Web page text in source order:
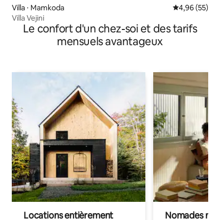
Villa ⋅ Mamkoda Évaluation
4,96 (55)
Villa Vejini
Le confort d'un chez-soi et des tarifs
mensuels avantageux
Locations entièrement Nomades